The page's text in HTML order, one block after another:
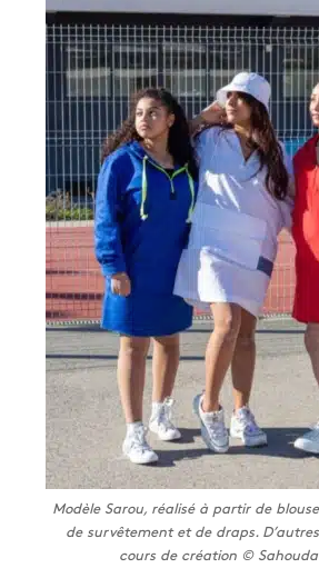
Modèle Sarou, réalisé à partir de
de survêtement et de draps.
cours de création ©